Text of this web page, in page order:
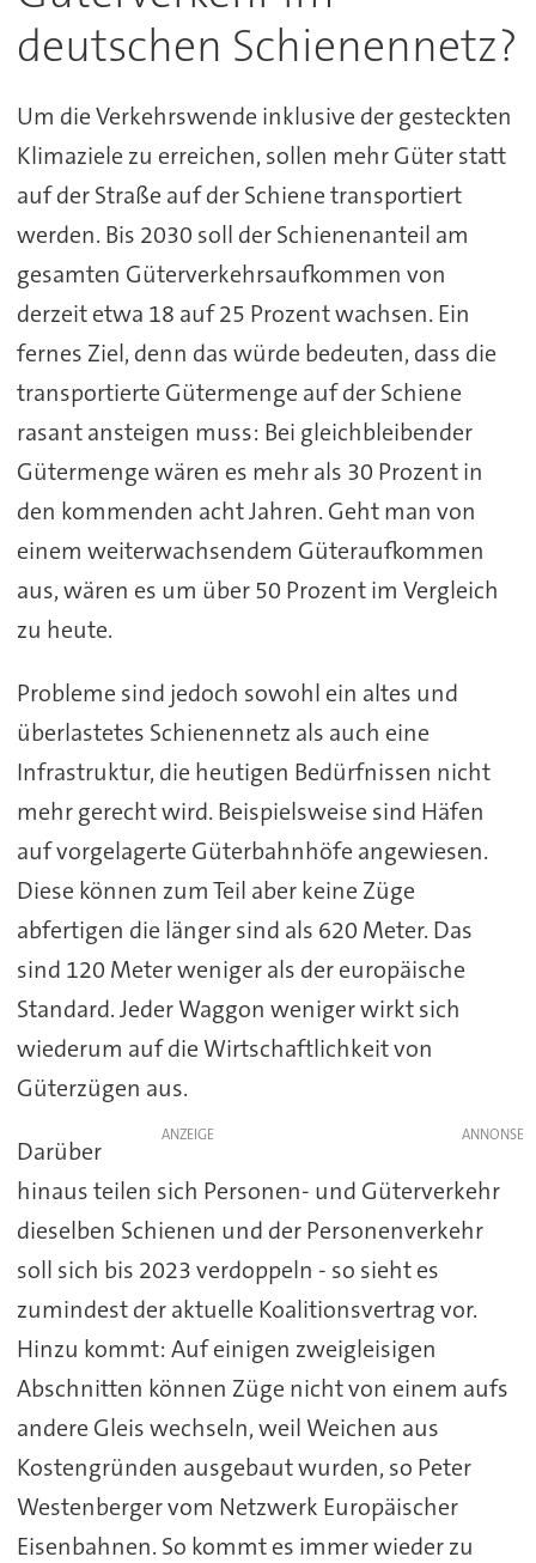
deutschen Schienennetz?
Um die Verkehrswende inklusive der gesteckten
Klimaziele zu erreichen, sollen mehr Güter statt
auf der Straße auf der Schiene transportiert
werden. Bis 2030 soll der Schienenanteil am
gesamten Güterverkehrsaufkommen von
derzeit etwa 18 auf 25 Prozent wachsen. Ein
fernes Ziel, denn das würde bedeuten, dass die
transportierte Gütermenge auf der Schiene
rasant ansteigen muss: Bei gleichbleibender
Gütermenge wären es mehr als 30 Prozent in
den kommenden acht Jahren. Geht man von
einem weiterwachsendem Güteraufkommen
aus, wären es um über 50 Prozent im Vergleich
zu heute.
Probleme sind jedoch sowohl ein altes und
überlastetes Schienennetz als auch eine
Infrastruktur, die heutigen Bedürfnissen nicht
mehr gerecht wird. Beispielsweise sind Häfen
auf vorgelagerte Güterbahnhöfe angewiesen.
Diese können zum Teil aber keine Züge
abfertigen die länger sind als 620 Meter. Das
sind 120 Meter weniger als der europäische
Standard. Jeder Waggon weniger wirkt sich
wiederum auf die Wirtschaftlichkeit von
Güterzügen aus.
ANZEIGE
Darüber
hinaus teilen sich Personen- und Güterverkehr
dieselben Schienen und der Personenverkehr
soll sich bis 2023 verdoppeln - so sieht es
zumindest der aktuelle Koalitionsvertrag vor.
Hinzu kommt: Auf einigen zweigleisigen
Abschnitten können Züge nicht von einem aufs
andere Gleis wechseln, weil Weichen aus
Kostengründen ausgebaut wurden, so Peter
Westenberger vom Netzwerk Europäischer
Eisenbahnen. So kommt es immer wieder zu